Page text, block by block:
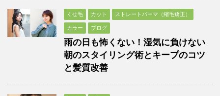
くせ毛 カット ストレートパーマ（縮毛矯正）
カラー ブログ
雨の日も怖くない！湿気に負けない
朝のスタイリング術とキープのコツ
と髪質改善